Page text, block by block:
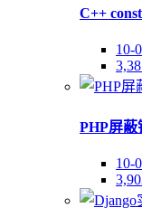
C++
10-
PHP屏蔽
10-